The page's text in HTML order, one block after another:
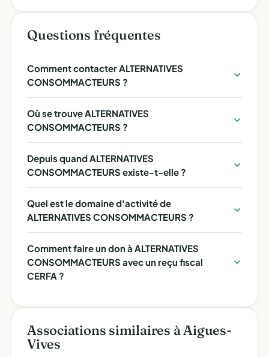
Questions fréquentes
Comment contacter ALTERNATIVES
CONSOMMACTEURS ?
Où se trouve ALTERNATIVES
CONSOMMACTEURS ?
Depuis quand ALTERNATIVES
CONSOMMACTEURS existe-t-elle ?
Quel est le domaine d'activité de
ALTERNATIVES CONSOMMACTEURS ?
Comment faire un don à ALTERNATIVES
CONSOMMACTEURS avec un reçu fiscal
CERFA ?
Associations similaires à Aigues-
Vives